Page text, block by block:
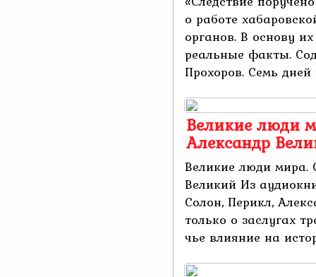
о работе
органов. В основу
реальные факты.
Прохоров. Семь дней
Великие люди
Александр
Великие люди мира.
Великий Из
Солон, Перикл,
только о заслугах
чье влияние на